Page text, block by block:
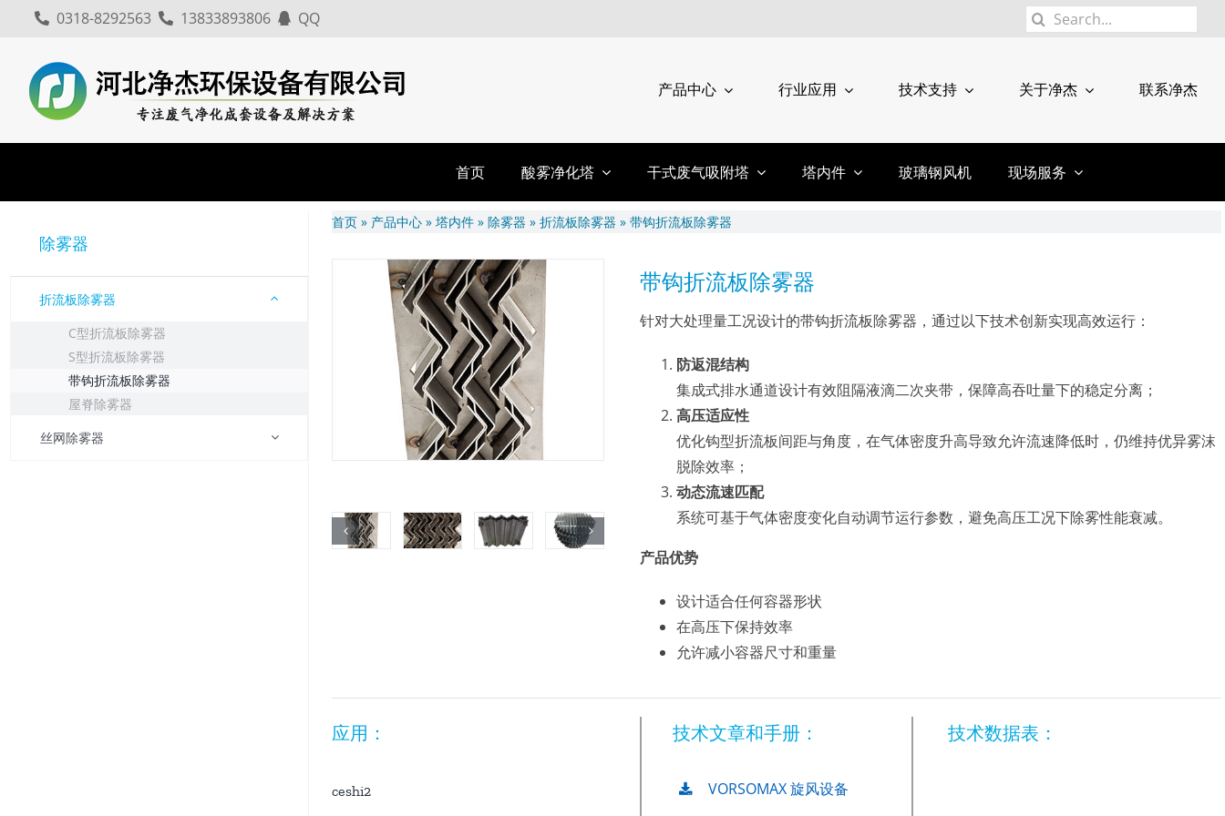
0318-8292563 13833893806 QQ
搜
产品中心 行业应用 技术支持 关于净杰 联系净杰
首页 酸雾净化塔 干式废气吸附塔 塔内件 玻璃钢风机 现场服务
除雾器
折流板除雾器
C型折流板除雾器
S型折流板除雾器
带钩折流板除雾器
屋脊除雾器
丝网除雾器
首页 » 产品中心 »塔内件 »除雾器 »折流板除雾器 »带钩折流板除雾器
带钩折流板除雾器
针对大处理量工况设计的带钩折流板除雾器，通过以下技术创新实现高效运行：
防返混结构
集成式排水通道设计有效阻隔液滴二次夹带，保障高吞吐量下的稳定分离；
高压适应性
优化钩型折流板间距与角度，在气体密度升高导致允许流速降低时，仍维持优异雾沫
脱除效率；
动态流速匹配
系统可基于气体密度变化自动调节运行参数，避免高压工况下除雾性能衰减。
产品优势
设计适合任何容器形状
在高压下保持效率
允许减小容器尺寸和重量
应用：
ceshi2
技术文章和手册：
VORSOMAX 旋风设备
技术数据表：